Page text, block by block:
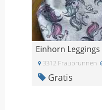
3312 Fraubrunnen
Gratis